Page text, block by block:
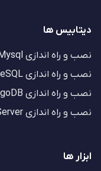
دیتابیس ها
نصب و راه اندازی Mysql
نصب و راه اندازی PostgreSQL
نصب و راه اندازی MongoDB
نصب و راه اندازی SQL Server
ابزار ها